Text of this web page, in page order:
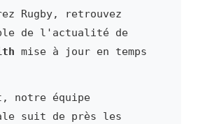
Rugby, retrouvez
de l'actualité de
mise à jour en temps
notre équipe
suit de près les